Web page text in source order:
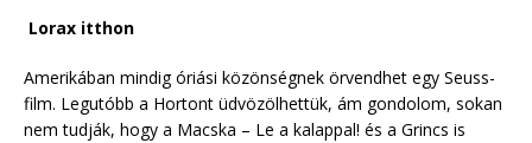
Lorax itthon
Amerikában mindig óriási közönségnek örvendhet egy Seuss-
film. Legutóbb a Hortont üdvözölhettük, ám gondolom, sokan
nem tudják, hogy a Macska – Le a kalappal! és a Grincs is